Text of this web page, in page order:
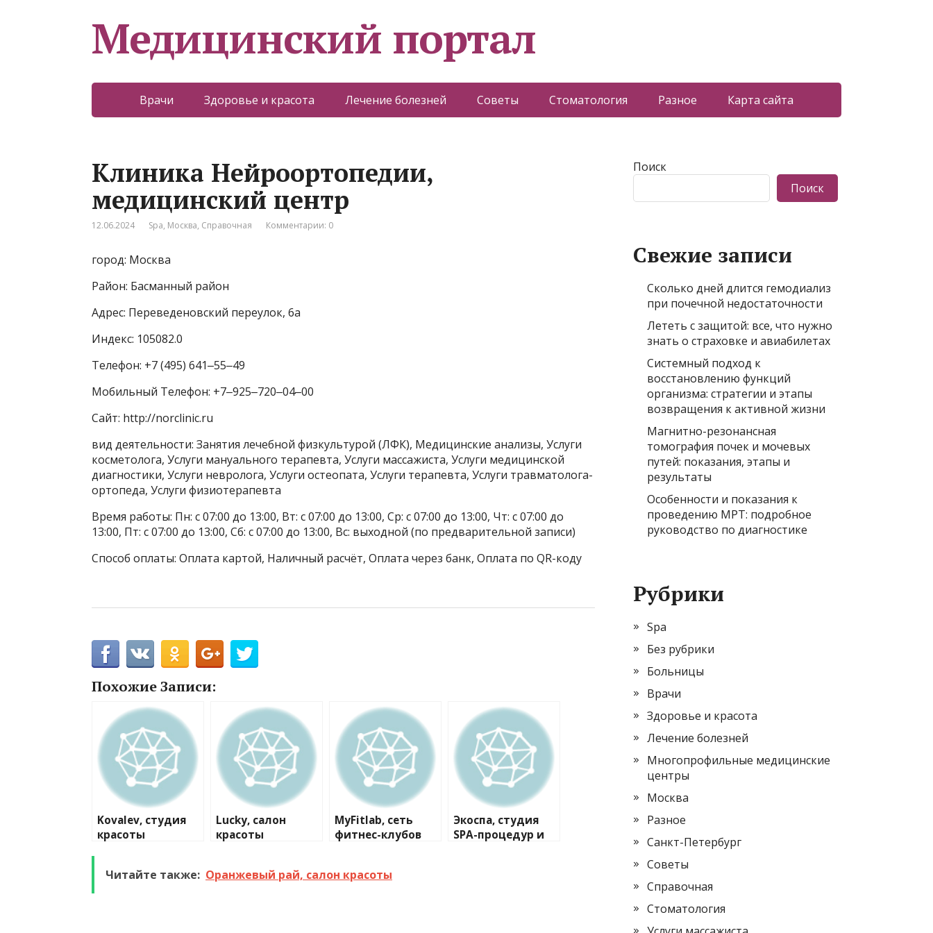
Медицинский портал
Врачи Здоровье и красота Лечение болезней Советы Стоматология Разное Карта сайта
Клиника Нейроортопедии,
медицинский центр
12.06.2024 Spa, Москва, Справочная Комментарии: 0
город: Москва
Район: Басманный район
Адрес: Переведеновский переулок, 6а
Индекс: 105082.0
Телефон: +7 (495) 641‒55‒49
Мобильный Телефон: +7‒925‒720‒04‒00
Сайт: http://norclinic.ru
вид деятельности: Занятия лечебной физкультурой (ЛФК), Медицинские анализы, Услуги
косметолога, Услуги мануального терапевта, Услуги массажиста, Услуги медицинской
диагностики, Услуги невролога, Услуги остеопата, Услуги терапевта, Услуги травматолога-
ортопеда, Услуги физиотерапевта
Время работы: Пн: с 07:00 до 13:00, Вт: с 07:00 до 13:00, Ср: с 07:00 до 13:00, Чт: с 07:00 до
13:00, Пт: с 07:00 до 13:00, Сб: с 07:00 до 13:00, Вс: выходной (по предварительной записи)
Способ оплаты: Оплата картой, Наличный расчёт, Оплата через банк, Оплата по QR-коду
Похожие Записи:
Kovalev, студия
красоты
Lucky, салон
красоты
MyFitlab, сеть
фитнес-клубов
Экоспа, студия
SPА-процедур и
Читайте также: Оранжевый рай, салон красоты
Поиск
Поиск
Свежие записи
Сколько дней длится гемодиализ
при почечной недостаточности
Лететь с защитой: все, что нужно
знать о страховке и авиабилетах
Системный подход к
восстановлению функций
организма: стратегии и этапы
возвращения к активной жизни
Магнитно-резонансная
томография почек и мочевых
путей: показания, этапы и
результаты
Особенности и показания к
проведению МРТ: подробное
руководство по диагностике
Рубрики
Spa
Без рубрики
Больницы
Врачи
Здоровье и красота
Лечение болезней
Многопрофильные медицинские
центры
Москва
Разное
Санкт-Петербург
Советы
Справочная
Стоматология